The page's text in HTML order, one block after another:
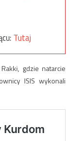
Tutaj
gdzie natarcie
ISIS wykonali